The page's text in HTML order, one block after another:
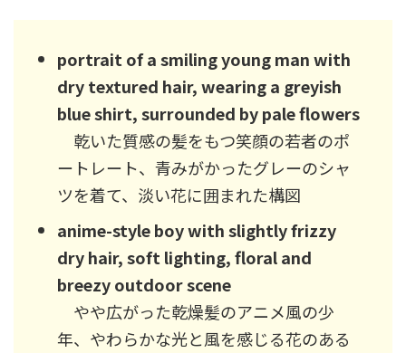
portrait of a smiling young man with
dry textured hair, wearing a greyish
blue shirt, surrounded by pale flowers
乾いた質感の髪をもつ笑顔の若者のポ
ートレート、青みがかったグレーのシャ
ツを着て、淡い花に囲まれた構図
anime-style boy with slightly frizzy
dry hair, soft lighting, floral and
breezy outdoor scene
やや広がった乾燥髪のアニメ風の少
年、やわらかな光と風を感じる花のある